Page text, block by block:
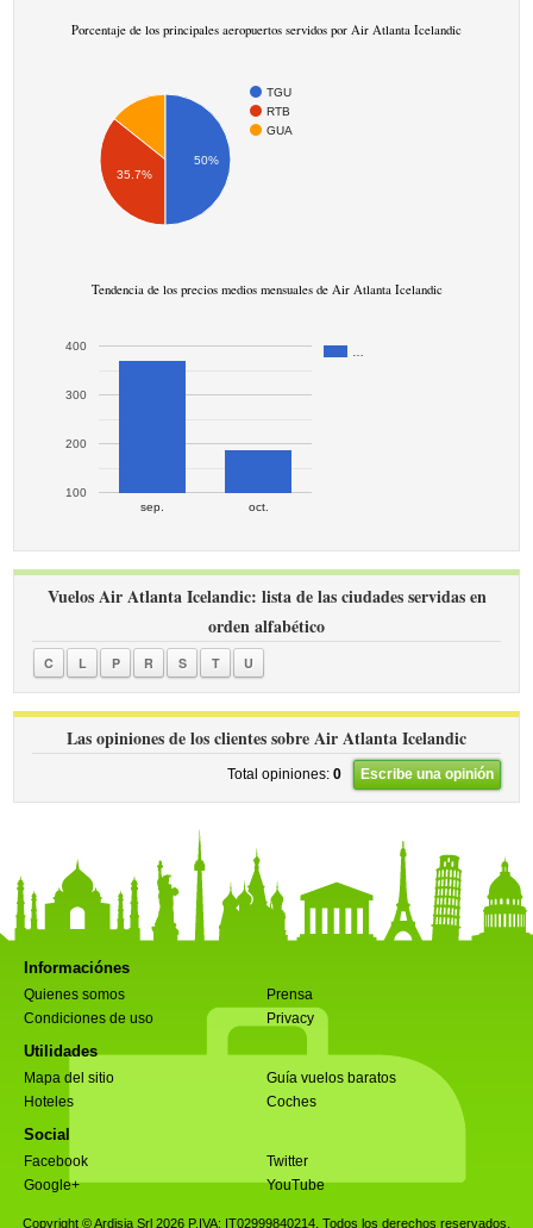
Porcentaje de los principales aeropuertos servidos por Air Atlanta Icelandic
TGU
RTB
GUA
35.7%
50%
Tendencia de los precios medios mensuales de Air Atlanta Icelandic
sep. oct.
100
200
300
400
Vuelos Air Atlanta Icelandic: lista de las ciudades servidas en
orden alfabético
C L P R S T U
Las opiniones de los clientes sobre Air Atlanta Icelandic
Total opiniones: 0 Escribe una opinión
Informaciónes
Quienes somos
Prensa
Condiciones de uso
Privacy
Utilidades
Mapa del sitio
Guía vuelos baratos
Hoteles
Coches
Social
Facebook
Twitter
Google+
YouTube
Copyright © Ardisia Srl 2026 P.IVA: IT02999840214. Todos los derechos reservados.